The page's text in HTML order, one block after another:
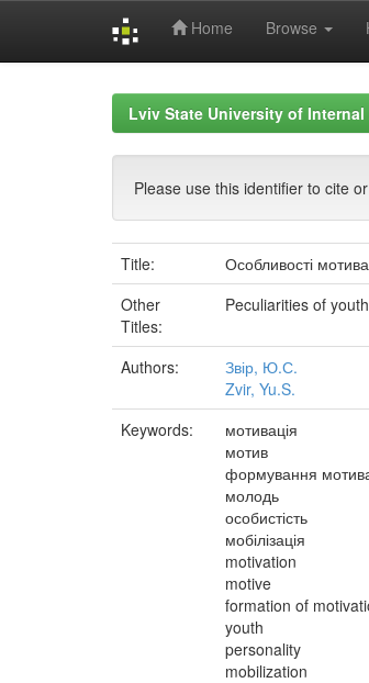
Home Browse
Lviv State University of
Please use this identifier to cite
Title:
Особливості
Other
Titles:
Peculiarities of
Authors:
Звір, Ю.С.
Zvir, Yu.S.
Keywords:
мотивація
мотив
формування
молодь
особистість
мобілізація
motivation
motive
formation of
youth
personality
mobilization